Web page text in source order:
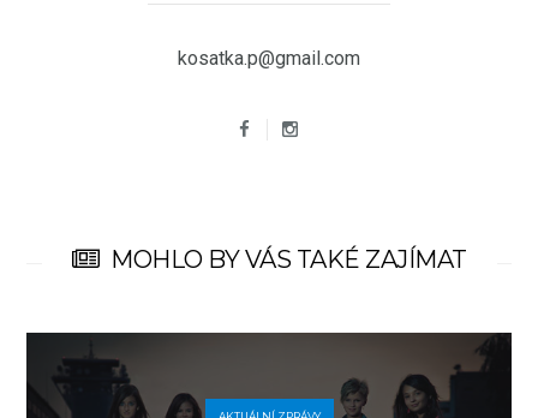
kosatka.p@gmail.com
MOHLO BY VÁS TAKÉ ZAJÍMAT